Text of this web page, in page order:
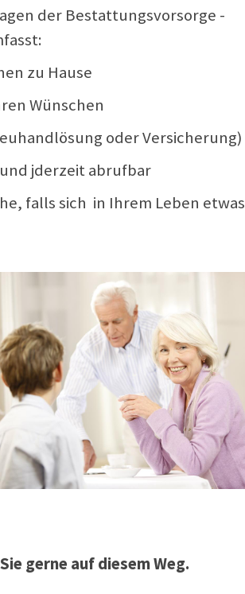
der Bestattungsvorsorge -
zu Hause
Wünschen
oder Versicherung)
jderzeit abrufbar
falls sich in Ihrem Leben etwas
gerne auf diesem Weg.